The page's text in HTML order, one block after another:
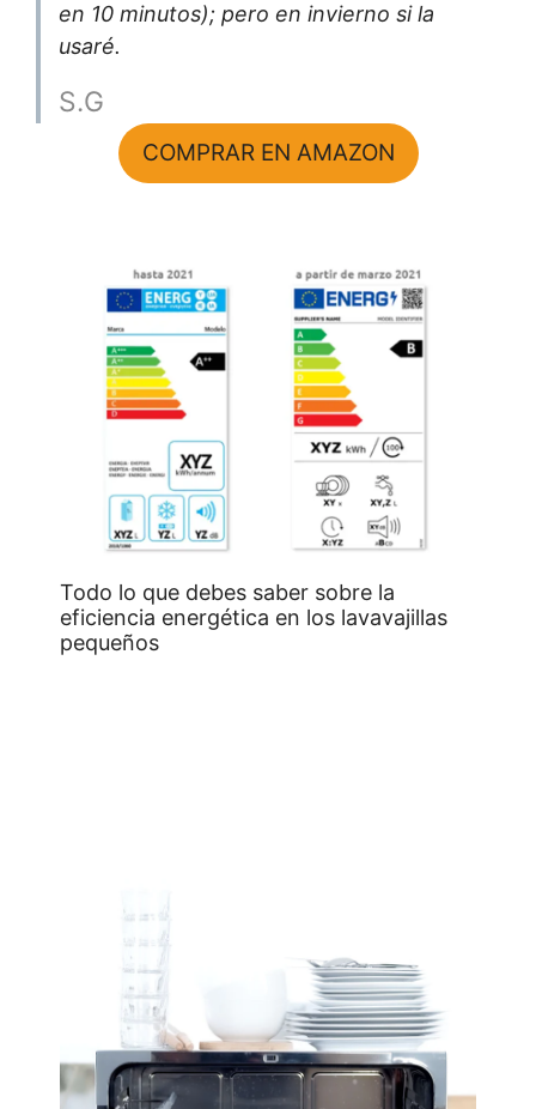
en 10 minutos); pero en invierno si la
usaré.
S.G
COMPRAR EN AMAZON
Todo lo que debes saber sobre la
eficiencia energética en los lavavajillas
pequeños